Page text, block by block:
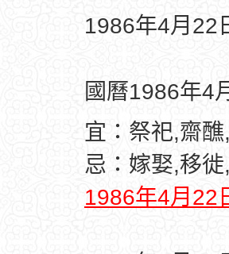
1986年4月22
國曆1986年4
宜：祭祀,齋
忌：嫁娶,移
1986年4月22